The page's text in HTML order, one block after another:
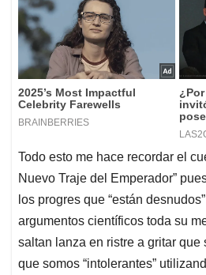
Todo esto me hace recordar el
Nuevo Traje del Emperador”
los progres que “están
argumentos científicos toda su
saltan lanza en ristre a gritar que
que somos “intolerantes”